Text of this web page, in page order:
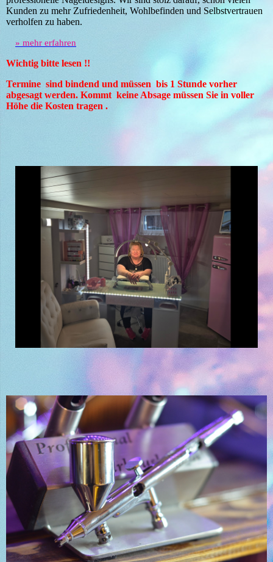
Kunden zu mehr Zufriedenheit, Wohlbefinden und Selbstvertrauen
verholfen zu haben.
» mehr erfahren
Wichtig bitte lesen !!
Termine sind bindend und müssen bis 1 Stunde vorher
abgesagt werden. Kommt keine Absage müssen Sie in voller
Höhe die Kosten tragen .